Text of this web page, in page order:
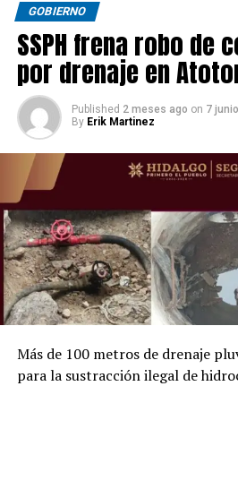
GOBIERNO
SSPH frena robo de
por drenaje en
Published 2 meses ago on 7
By Erik Martinez
Más de 100 metros de drenaje
para la sustracción ilegal de